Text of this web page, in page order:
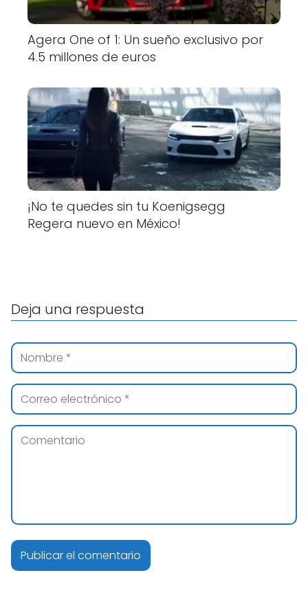
Agera One of 1: Un sueño exclusivo por
4.5 millones de euros
¡No te quedes sin tu Koenigsegg
Regera nuevo en México!
Deja una respuesta